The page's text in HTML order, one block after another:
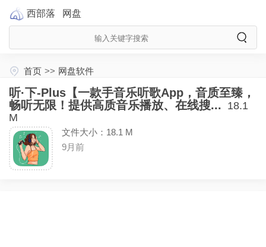
西部落 网盘
首页 >> 网盘软件
听·下-Plus【一款手音乐听歌App，音质至臻，
畅听无限！提供高质音乐播放、在线搜... 18.1
M
文件大小：18.1 M
9月前